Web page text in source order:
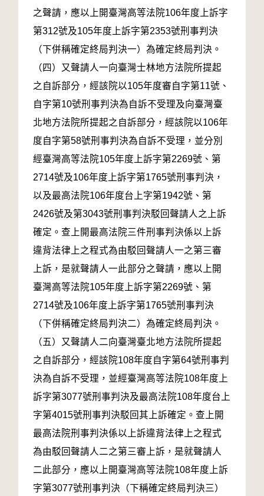
之聲請，應以上開臺灣高等法院106年度上訴字
第312號及105年度上訴字第2353號刑事判決
（下併稱確定終局判決一）為確定終局判決。
（四）又聲請人一向臺灣士林地方法院所提起
之自訴部分，經該院以105年度審自字第11號、
自字第10號刑事判決為自訴不受理及向臺灣臺
北地方法院所提起之自訴部分，經該院以106年
度自字第58號刑事判決為自訴不受理，並分別
經臺灣高等法院105年度上訴字第2269號、第
2714號及106年度上訴字第1765號刑事判決，
以及最高法院106年度台上字第1942號、第
2426號及第3043號刑事判決駁回聲請人之上訴
確定。查上開最高法院三件刑事判決係以上訴
違背法律上之程式為由駁回聲請人一之第三審
上訴，是就聲請人一此部分之聲請，應以上開
臺灣高等法院105年度上訴字第2269號、第
2714號及106年度上訴字第1765號刑事判決
（下併稱確定終局判決二）為確定終局判決。
（五）又聲請人二向臺灣臺北地方法院所提起
之自訴部分，經該院108年度自字第64號刑事判
決為自訴不受理，並經臺灣高等法院108年度上
訴字第3077號刑事判決及最高法院108年度台上
字第4015號刑事判決駁回其上訴確定。查上開
最高法院刑事判決係以上訴違背法律上之程式
為由駁回聲請人二之第三審上訴，是就聲請人
二此部分，應以上開臺灣高等法院108年度上訴
字第3077號刑事判決（下稱確定終局判決三）